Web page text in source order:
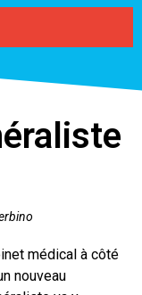
médical à côté
nouveau